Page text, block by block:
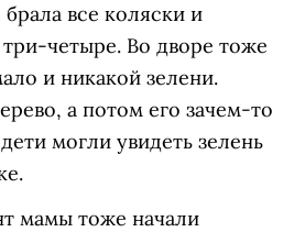
все коляски и
четыре. Во дворе тоже
и никакой зелени.
а потом его зачем-то
могли увидеть зелень
мамы тоже начали